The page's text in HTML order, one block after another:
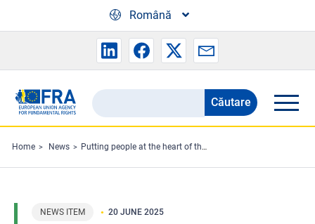
Română
Search
the
FRA
website
Căutare
Home News Putting people at the heart of the climate and energy transition
NEWS ITEM 20 JUNE 2025